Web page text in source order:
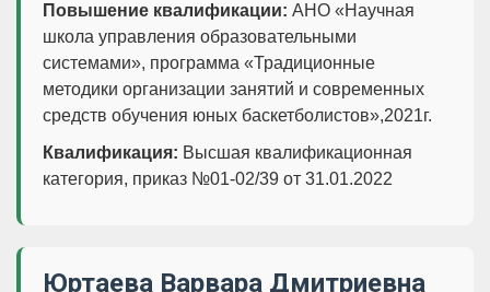
Повышение квалификации: АНО «Научная
школа управления образовательными
системами», программа «Традиционные
методики организации занятий и современных
средств обучения юных баскетболистов»,2021г.
Квалификация: Высшая квалификационная
категория, приказ №01-02/39 от 31.01.2022
Юртаева Варвара Дмитриевна